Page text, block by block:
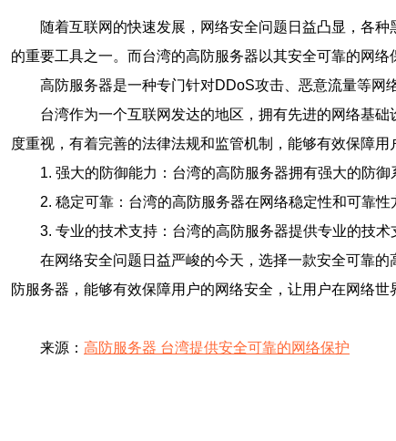
随着互联网的快速发展，网络安全问题日益凸显，各
的重要工具之一。而台湾的高防服务器以其安全可靠的网络
高防服务器是一种专门针对DDoS攻击、恶意流量等网
台湾作为一个互联网发达的地区，拥有先进的网络基
度重视，有着完善的法律法规和监管机制，能够有效保障用
1. 强大的防御能力：台湾的高防服务器拥有强大的防
2. 稳定可靠：台湾的高防服务器在网络稳定性和可靠
3. 专业的技术支持：台湾的高防服务器提供专业的技
在网络安全问题日益严峻的今天，选择一款安全可靠
防服务器，能够有效保障用户的网络安全，让用户在网络世
来源： 高防服务器 台湾提供安全可靠的网络保护